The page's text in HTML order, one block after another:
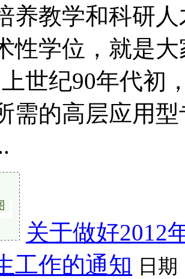
养教学和科研
性学位，就是
世纪90年代初
需的高层应用
关于做好2012
工作的通知 日期